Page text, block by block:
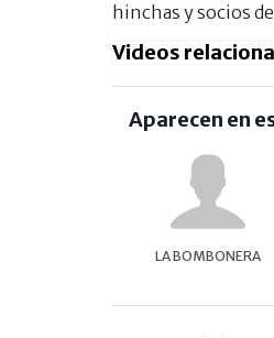
hinchas y socios
Videos
Aparecen en
LA BOMBONERA